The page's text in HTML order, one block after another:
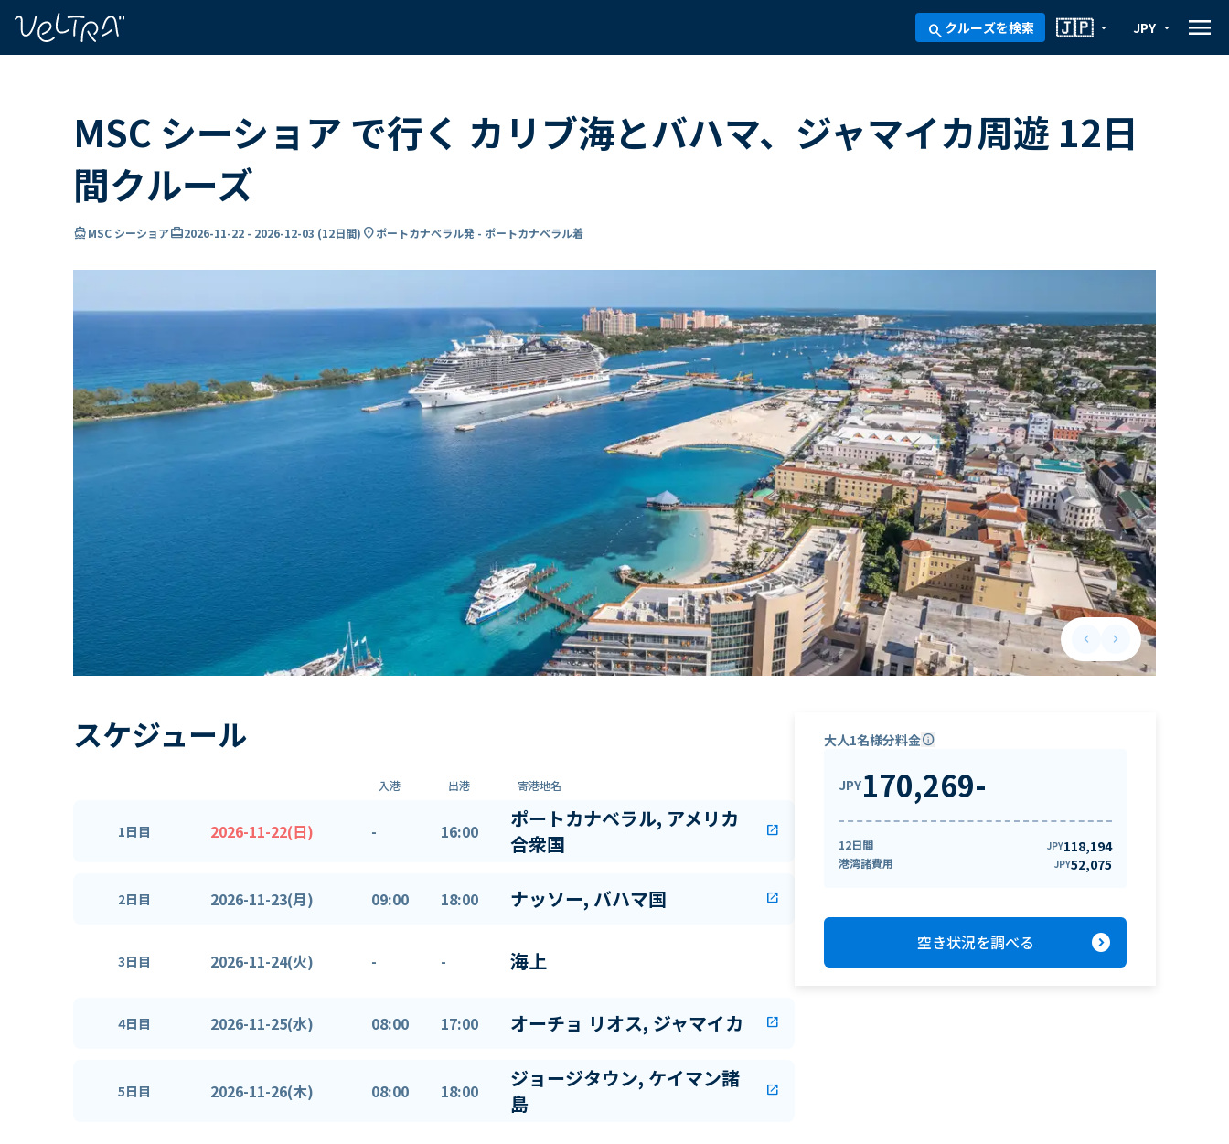
search クルーズを検索 arrow_drop_down
🇯🇵 arrow_drop_down
JPY menu
MSC シーショア で行く カリブ海とバハマ、ジャマイカ周遊 12日
間クルーズ
directions_boatMSC シーショアcard_travel2026-11-22 - 2026-12-03 (12日間) location_onポートカナベラル発 - ポートカナベラル着
keyboard_arrow_leftPrevious slide
keyboard_arrow_rightNext slide
スケジュール
入港 出港 寄港地名
1日目 2026-11-22(日) - 16:00
ポートカナベラル, アメリカ
合衆国
open_in_new
2日目 2026-11-23(月) 09:00 18:00 ナッソー, バハマ国 open_in_new
3日目 2026-11-24(火) - - 海上
4日目 2026-11-25(水) 08:00 17:00 オーチョ リオス, ジャマイカ open_in_new
5日目 2026-11-26(木) 08:00 18:00
ジョージタウン, ケイマン諸
島
open_in_new
大人1名様分料金info
JPY170,269-
12日間 JPY118,194
港湾諸費用 JPY52,075
空き状況を調べる expand_circle_right